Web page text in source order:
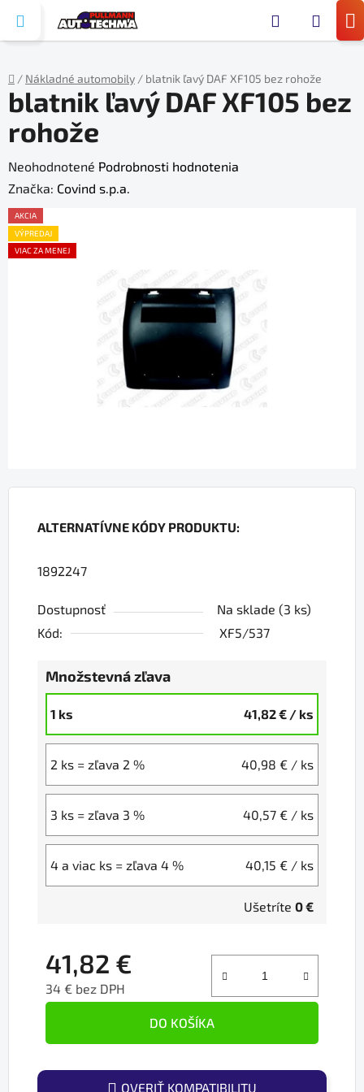
obsah
Domov
/ Nákladné automobily / blatnik ľavý DAF XF105 bez rohože
ALTERNATÍVNE KÓDY PRODUKTU:
1892247
Dostupnosť Na sklade (3 ks)
Kód:
XF5/537
Množstevná zľava
1 ks 41,82 € / ks
2 ks = zľava 2 % 40,98 € / ks
3 ks = zľava 3 % 40,57 € / ks
4 a viac ks = zľava 4 % 40,15 € / ks
Ušetríte 0 €
41,82 €
34 € bez DPH
DO KOŠÍKA
OVERIŤ KOMPATIBILITU
blatnik ľavý DAF XF105 bez
rohože
Priemerné
hodnotenie
produktu
je
0,0
Neohodnotené Podrobnosti hodnotenia
Značka: Covind s.p.a.
AKCIA
VÝPREDAJ
VIAC ZA MENEJ